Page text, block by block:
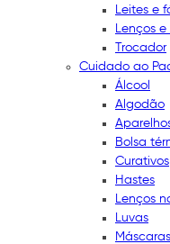
Leites e
Lenços
Trocador
Cuidado ao
Álcool
Algodão
Bolsa
Curativos
Hastes
Lenços
Luvas
Máscaras